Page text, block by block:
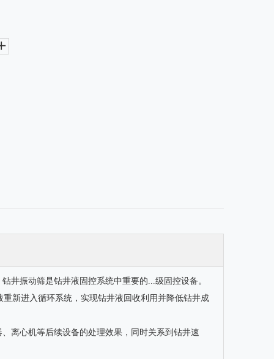
井振动筛是钻井液固控系统中重要的...级固控设备。
新进入循环系统，实现钻井液回收利用并降低钻井成
离心机等后续设备的处理效果，同时关系到钻井速